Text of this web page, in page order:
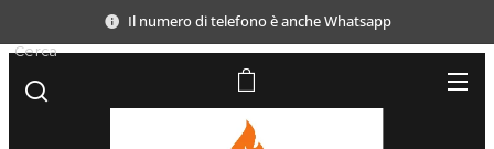
Il numero di telefono è anche Whatsapp
Cerca